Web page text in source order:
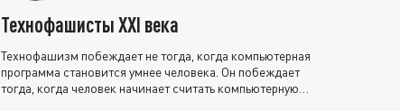
Технофашисты XXI века
Технофашизм побеждает не тогда, когда компьютерная
программа становится умнее человека. Он побеждает
тогда, когда человек начинает считать компьютерную